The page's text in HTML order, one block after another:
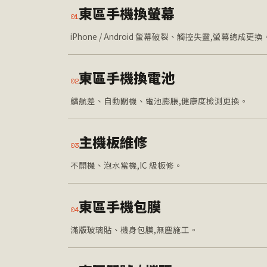
01東區手機換螢幕
iPhone / Android 螢幕破裂、觸控失靈,螢幕總成更換
02東區手機換電池
續航差、自動關機、電池膨脹,健康度檢測更換。
03主機板維修
不開機、泡水當機,IC 級板修。
04東區手機包膜
滿版玻璃貼、機身包膜,無塵施工。